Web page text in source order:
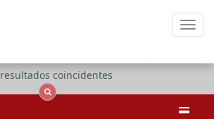
resultados coincidentes